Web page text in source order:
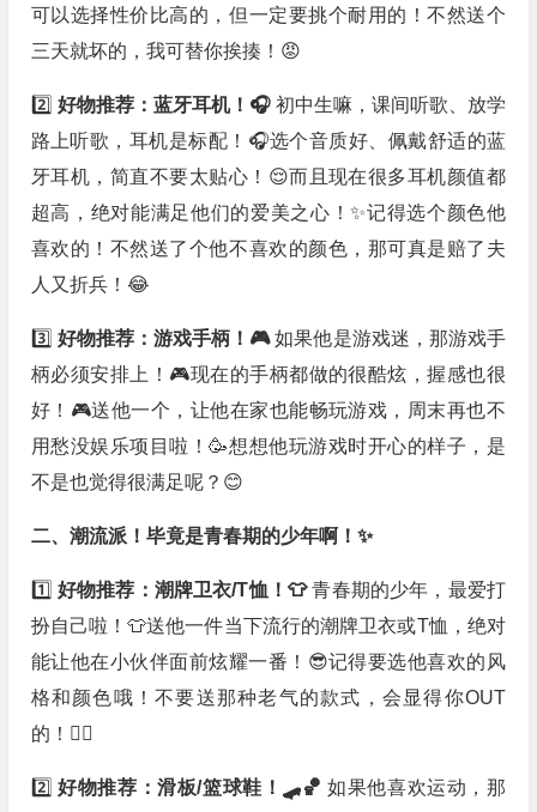
可以选择性价比高的，但一定要挑个耐用的！不然送个
三天就坏的，我可替你挨揍！😡
2️⃣ 好物推荐：蓝牙耳机！🎧 初中生嘛，课间听歌、放学
路上听歌，耳机是标配！🎧选个音质好、佩戴舒适的蓝
牙耳机，简直不要太贴心！😌而且现在很多耳机颜值都
超高，绝对能满足他们的爱美之心！✨记得选个颜色他
喜欢的！不然送了个他不喜欢的颜色，那可真是赔了夫
人又折兵！😂
3️⃣ 好物推荐：游戏手柄！🎮如果他是游戏迷，那游戏手
柄必须安排上！🎮现在的手柄都做的很酷炫，握感也很
好！🎮送他一个，让他在家也能畅玩游戏，周末再也不
用愁没娱乐项目啦！🥳想想他玩游戏时开心的样子，是
不是也觉得很满足呢？😊
二、潮流派！毕竟是青春期的少年啊！✨
1️⃣ 好物推荐：潮牌卫衣/T恤！👕青春期的少年，最爱打
扮自己啦！👕送他一件当下流行的潮牌卫衣或T恤，绝对
能让他在小伙伴面前炫耀一番！😎记得要选他喜欢的风
格和颜色哦！不要送那种老气的款式，会显得你OUT
的！🙅‍♀️
2️⃣好物推荐：滑板/篮球鞋！🛹🏀如果他喜欢运动，那